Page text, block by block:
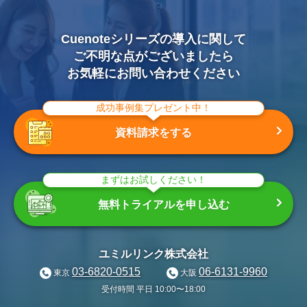
Cuenoteシリーズの導入に関して
ご不明な点がございましたら
お気軽にお問い合わせください
成功事例集プレゼント中！
資料請求をする
まずはお試しください！
無料トライアルを申し込む
ユミルリンク株式会社
東京 03-6820-0515 大阪 06-6131-9960
受付時間 平日 10:00〜18:00